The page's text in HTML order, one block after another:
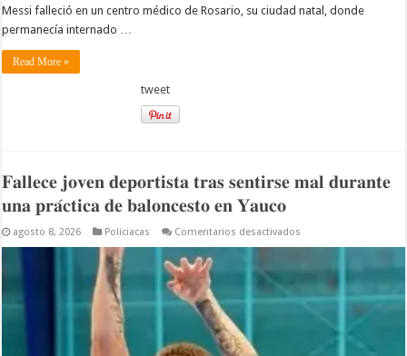
Messi falleció en un centro médico de Rosario, su ciudad natal, donde
permanecía internado …
Read More »
tweet
𝐅𝐚𝐥𝐥𝐞𝐜𝐞 𝐣𝐨𝐯𝐞𝐧 𝐝𝐞𝐩𝐨𝐫𝐭𝐢𝐬𝐭𝐚 𝐭𝐫𝐚𝐬 𝐬𝐞𝐧𝐭𝐢𝐫𝐬𝐞 𝐦𝐚𝐥 𝐝𝐮𝐫𝐚𝐧𝐭𝐞
𝐮𝐧𝐚 𝐩𝐫𝐚́𝐜𝐭𝐢𝐜𝐚 𝐝𝐞 𝐛𝐚𝐥𝐨𝐧𝐜𝐞𝐬𝐭𝐨 𝐞𝐧 𝐘𝐚𝐮𝐜𝐨
agosto 8, 2026 Policiacas Comentarios desactivados
𝐬𝐞𝐧𝐭𝐢𝐫𝐬𝐞
𝐦𝐚𝐥
𝐝𝐮𝐫𝐚𝐧𝐭𝐞
𝐩𝐫𝐚́𝐜𝐭𝐢𝐜𝐚